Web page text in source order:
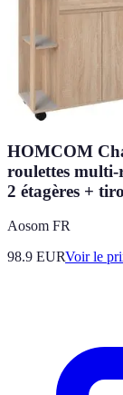
HOMCOM
roulettes multi-
2 étagères +
Aosom FR
98.9 EURVoir le